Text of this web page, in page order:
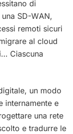
di
SD-WAN,
remoti sicuri
al cloud
Ciascuna
un modo
internamente e
una rete
e tradurre le